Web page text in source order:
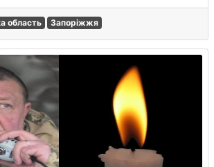
область Запоріжжя